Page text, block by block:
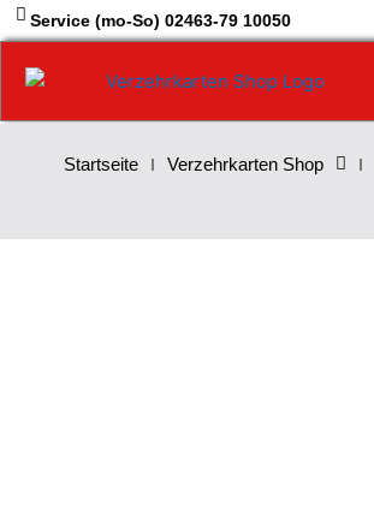
Zum
Inhalt
springen
Service (mo-So) 02463-79 10050
Startseite Verzehrkarten Shop